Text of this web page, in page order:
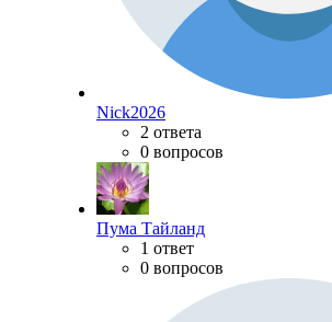
Nick2026
2 ответа
0 вопросов
Пума Тайланд
1 ответ
0 вопросов